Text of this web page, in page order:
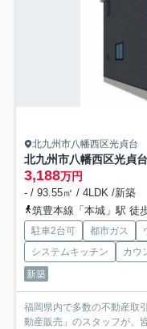
北九州市八幡西区光貞台
北九州市八幡西区光貞
3,188万円
- / 93.55㎡ / 4LDK /新築
筑豊本線「本城」駅 徒
駐車2台可 都市ガス
システムキッチン
カウ
新築
福岡県内で多数の不動産取
動産販売」のスタッフが、